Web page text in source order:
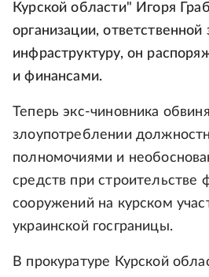
Курской области" Игоря
организации, ответственной
инфраструктуру, он
и финансами.
Теперь экс-чиновника
злоупотреблении
полномочиями и
средств при строительстве
сооружений на курском
украинской госграницы.
В прокуратуре Курской